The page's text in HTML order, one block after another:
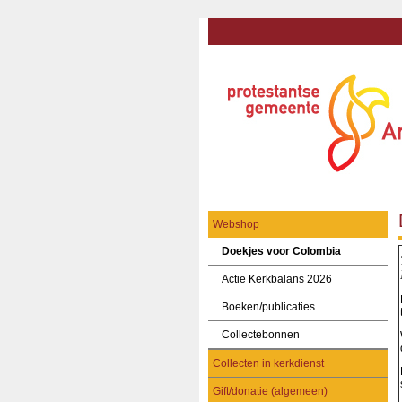
Webshop
Doekjes voor Colombia
Actie Kerkbalans 2026
Boeken/publicaties
Collectebonnen
Collecten in kerkdienst
Gift/donatie (algemeen)